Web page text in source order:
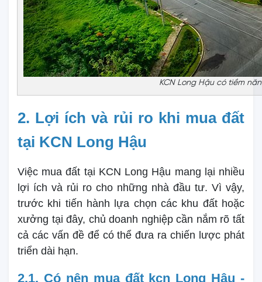
KCN Long Hậu có tiềm
2. Lợi ích và rủi ro khi mua đất
tại KCN Long Hậu
Việc mua đất tại KCN Long Hậu mang lại nhiều
lợi ích và rủi ro cho những nhà đầu tư. Vì vậy,
trước khi tiến hành lựa chọn các khu đất hoặc
xưởng tại đây, chủ doanh nghiệp cần nắm rõ tất
cả các vấn đề để có thể đưa ra chiến lược phát
triển dài hạn.
2.1. Có nên mua đất kcn Long Hậu -